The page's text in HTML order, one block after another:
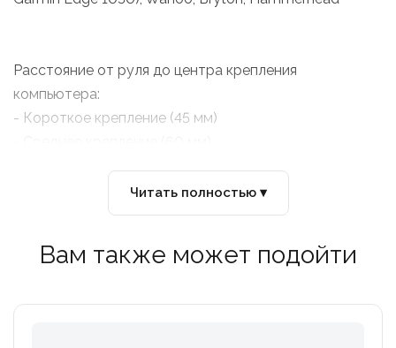
Расстояние от руля до центра крепления
компьютера:
- Короткое крепление (45 мм)
Читать полностью ▾
Вам также может подойти